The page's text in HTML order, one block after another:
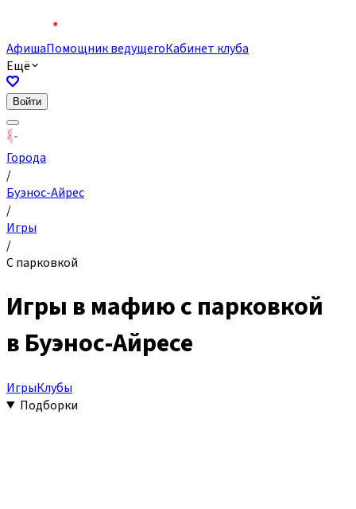
АфишаПомощник ведущегоКабинет клуба
Ещё
Войти
Города
/
Буэнос-Айрес
/
Игры
/
С парковкой
Игры в мафию с парковкой
в Буэнос-Айресе
ИгрыКлубы
Подборки